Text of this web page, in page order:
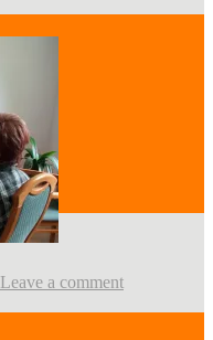
Leave a comment